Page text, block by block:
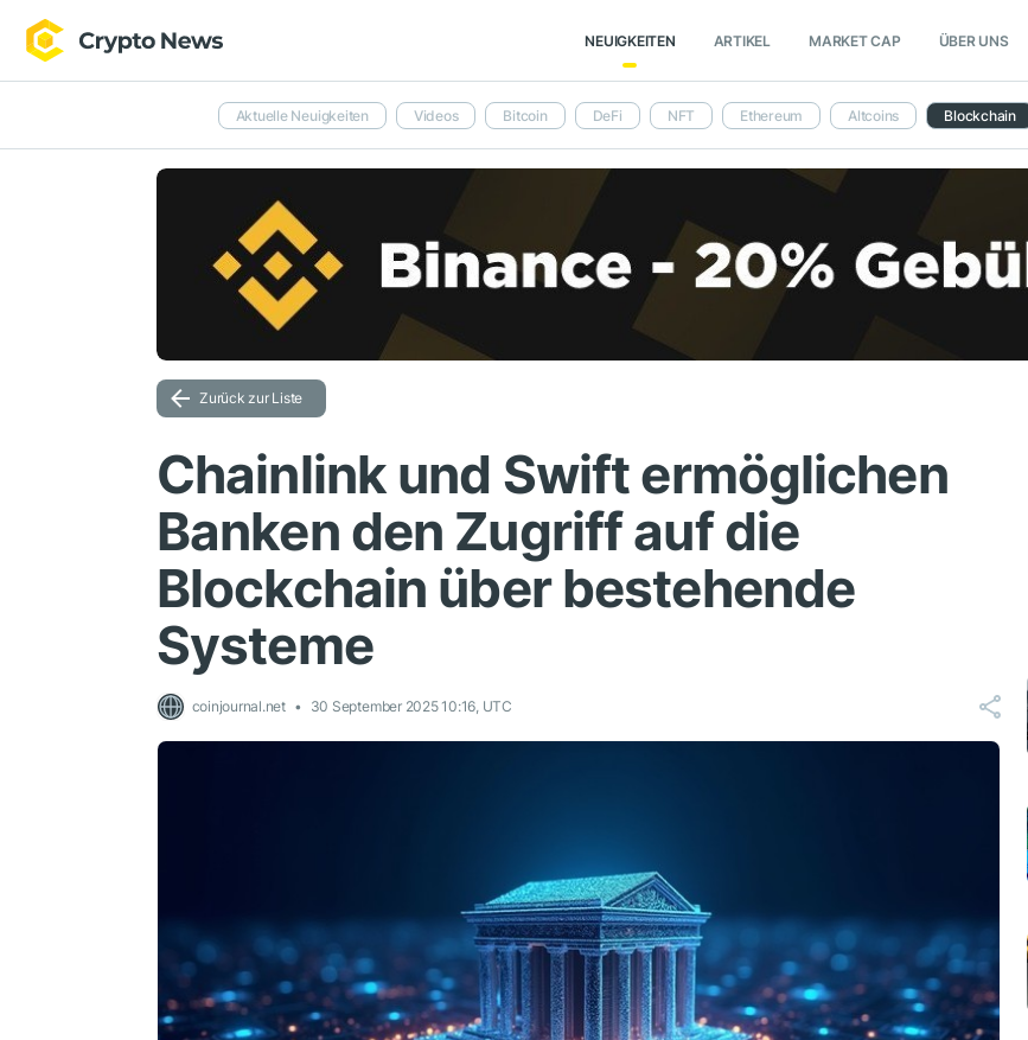
NEUIGKEITEN ARTIKEL MARKET CAP ÜBER UNS
Aktuelle Neuigkeiten Videos Bitcoin DeFi NFT Ethereum Altcoins Blockchain
Zurück zur Liste
Chainlink und Swift ermöglichen
Banken den Zugriff auf die
Blockchain über bestehende
Systeme
coinjournal.net 30 September 2025 10:16, UTC